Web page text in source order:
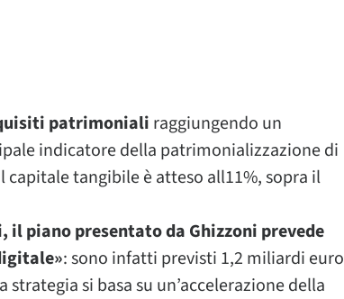
patrimoniali raggiungendo un
indicatore della patrimonializzazione di
tangibile è atteso all11%, sopra il
piano presentato da Ghizzoni prevede
: sono infatti previsti 1,2 miliardi euro
si basa su un’accelerazione della